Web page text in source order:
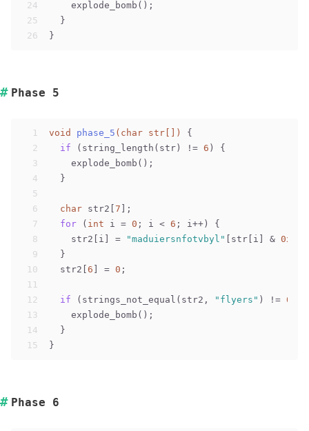
24
25
26
    explode_bomb();
  }
}
Phase 5
1
2
3
4
5
6
7
8
9
10
11
12
13
14
15
void phase_5 ( char str[])
{
if (string_length(str) != 6 ) {
    explode_bomb();
  }
char str2[ 7 ];
for ( int i = 0 ; i < 6 ; i++) {
    str2[i] =
"maduiersnfotvbyl" [str[i] & 0xF
  }
  str2[
6 ] = 0 ;
if (strings_not_equal(str2, "flyers" ) != 0
    explode_bomb();
  }
}
Phase 6